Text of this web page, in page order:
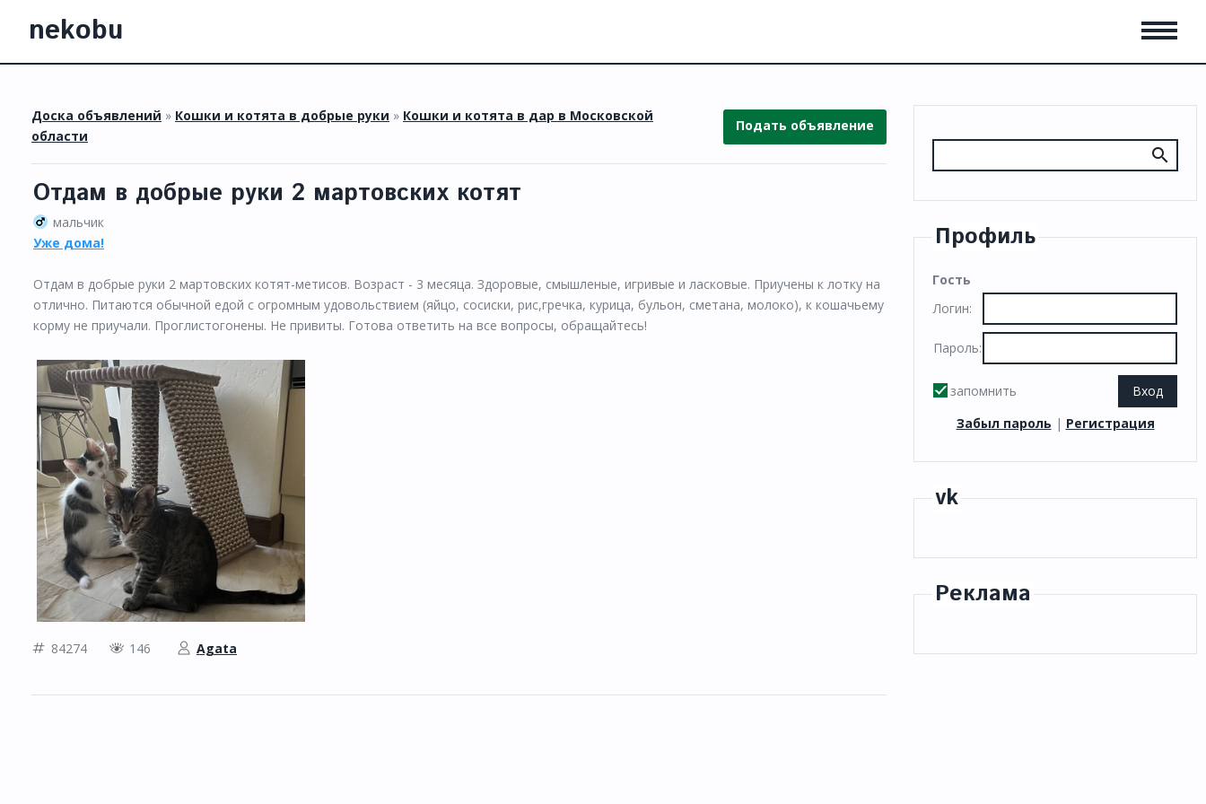
nekobu
Доска объявлений » Кошки и котята в добрые руки » Кошки и котята в дар в Московской
области
Подать объявление
Отдам в добрые руки 2 мартовских котят
мальчик
Уже дома!
Отдам в добрые руки 2 мартовских котят-метисов. Возраст - 3 месяца. Здоровые, смышленые, игривые и ласковые. Приучены к лотку на
отлично. Питаются обычной едой с огромным удовольствием (яйцо, сосиски, рис,гречка, курица, бульон, сметана, молоко), к кошачьему
корму не приучали. Проглистогонены. Не привиты. Готова ответить на все вопросы, обращайтесь!
84274 146 Agata
Профиль
Гость
Логин:
Пароль:
запомнить
Забыл пароль | Регистрация
vk
Реклама